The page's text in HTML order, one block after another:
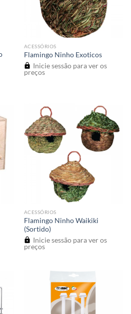
ACESSÓRIOS
Flamingo Ninho Exoticos
Inicie sessão para ver os
preços
ACESSÓRIOS
Flamingo Ninho Waikiki
(Sortido)
Inicie sessão para ver os
preços